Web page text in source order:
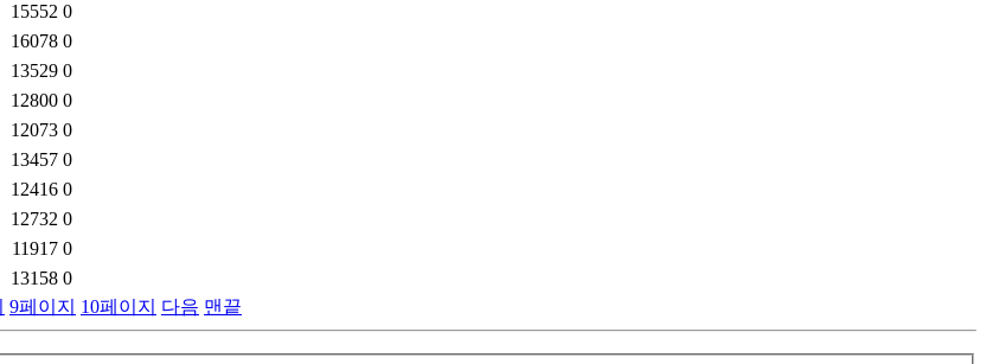
15552 0
16078 0
13529 0
12800 0
12073 0
13457 0
12416 0
12732 0
11917 0
13158 0
9페이지 10페이지 다음 맨끝